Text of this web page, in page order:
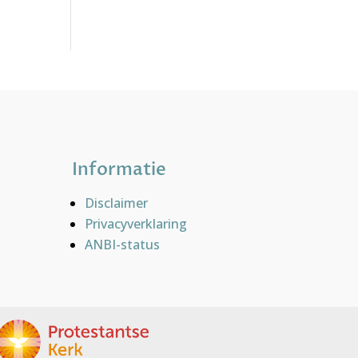
Informatie
Disclaimer
Privacyverklaring
ANBI-status